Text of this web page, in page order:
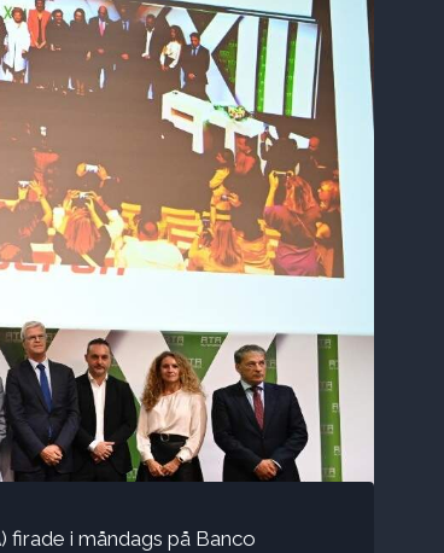
i måndags på Banco